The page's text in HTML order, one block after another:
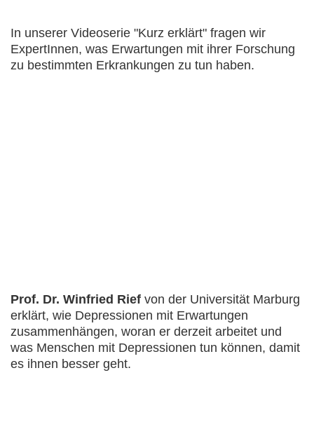
In unserer Videoserie "Kurz erklärt" fragen wir
ExpertInnen, was Erwartungen mit ihrer Forschung
zu bestimmten Erkrankungen zu tun haben.
Prof. Dr. Winfried Rief von der Universität Marburg
erklärt, wie Depressionen mit Erwartungen
zusammenhängen, woran er derzeit arbeitet und
was Menschen mit Depressionen tun können, damit
es ihnen besser geht.